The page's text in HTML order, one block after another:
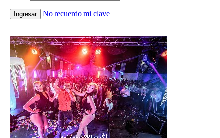
Ingresar No recuerdo mi clave